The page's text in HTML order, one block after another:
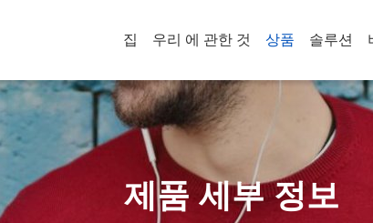
집 우리 에 관한 것 상품 솔루션
제품 세부 정보